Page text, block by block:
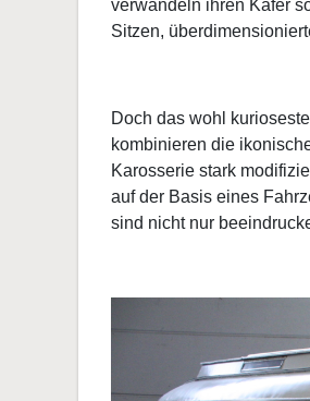
verwandeln ihren Käfer
Sitzen,
Doch das wohl
kombinieren die
Karosserie stark
auf der Basis eines
sind nicht nur